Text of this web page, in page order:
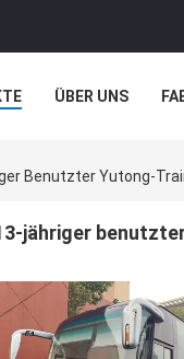
ÜBER UNS
Benutzter Yutong-
jähriger